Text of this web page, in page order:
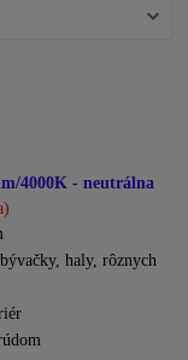
4000K - neutrálna
haly, rôznych